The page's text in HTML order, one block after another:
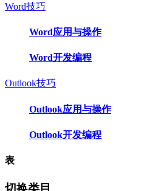
Word技巧
Word应用与操作
Word开发编程
Outlook技巧
Outlook应用与操作
Outlook开发编程
表
切换类目